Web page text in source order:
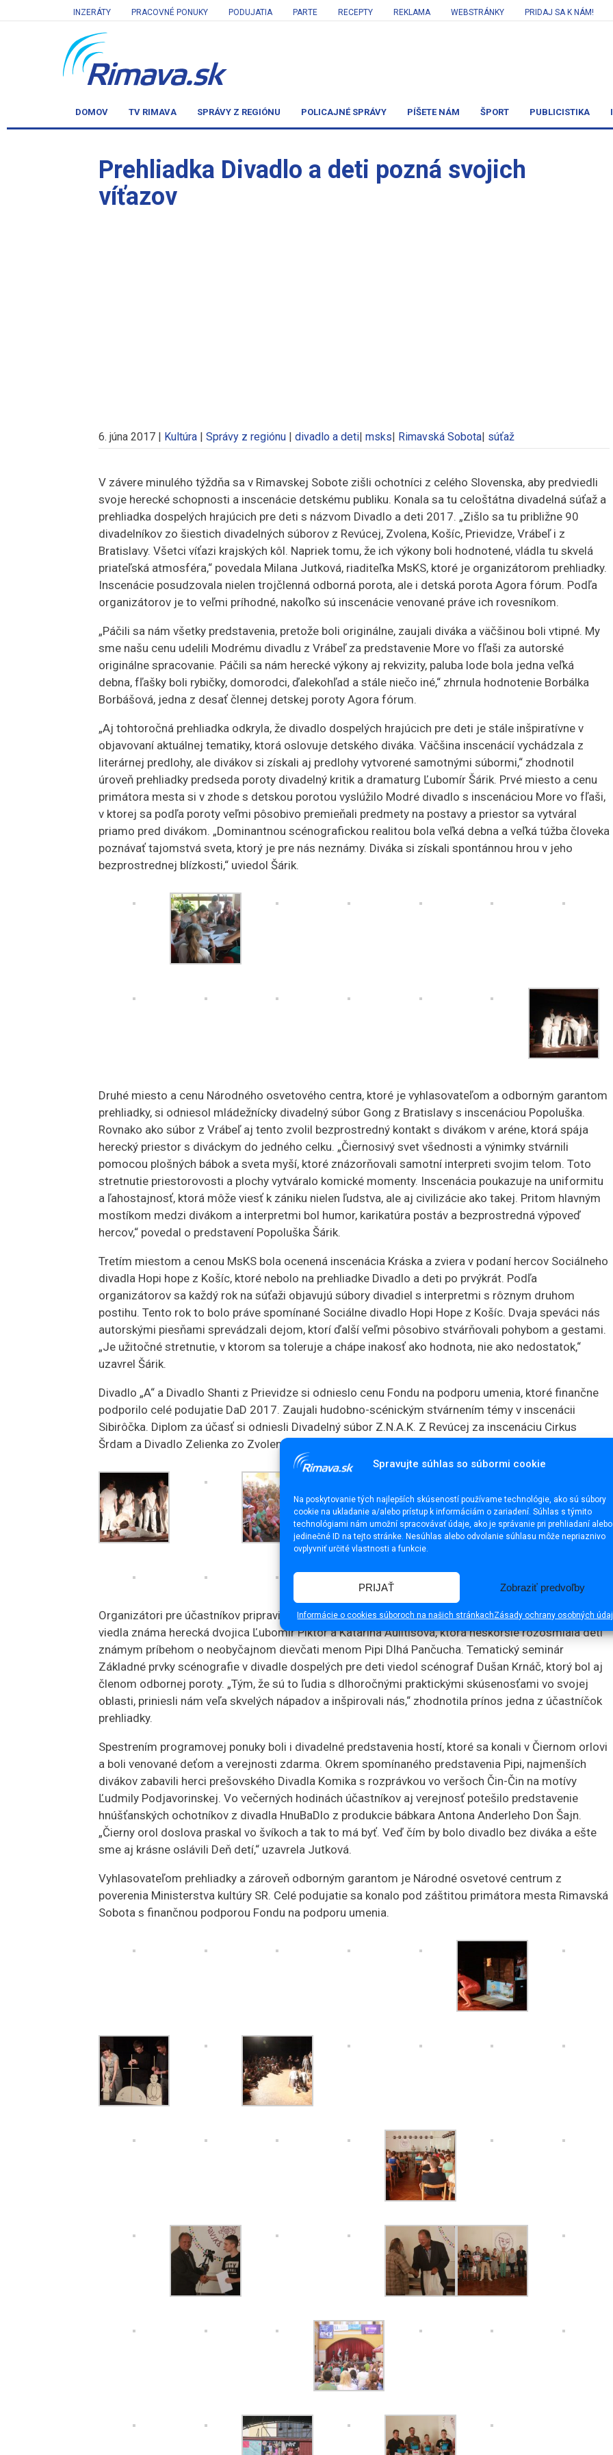
Spravujte súhlas so súbormi cookie
Na poskytovanie tých najlepších skúseností používame technológie, ako sú súbory
cookie na ukladanie a/alebo prístup k informáciám o zariadení. Súhlas s týmito
technológiami nám umožní spracovávať údaje, ako je správanie pri prehliadaní alebo
jedinečné ID na tejto stránke. Nesúhlas alebo odvolanie súhlasu môže nepriaznivo
ovplyvniť určité vlastnosti a funkcie.
PRIJAŤ Zobraziť predvoľby
Informácie o cookies súboroch na našich stránkachZásady ochrany osobných
INZERÁTY PRACOVNÉ PONUKY PODUJATIA PARTE RECEPTY REKLAMA WEBSTRÁNKY PRIDAJ SA K NÁM!
DOMOV TV RIMAVA SPRÁVY Z REGIÓNU POLICAJNÉ SPRÁVY PÍŠETE NÁM ŠPORT PUBLICISTIKA
Prehliadka Divadlo a deti pozná svojich
víťazov
6. júna 2017| Kultúra| Správy z regiónu| divadlo a deti| msks| Rimavská Sobota| súťaž
V závere minulého týždňa sa v Rimavskej Sobote zišli ochotníci z celého Slovenska, aby predviedli
svoje herecké schopnosti a inscenácie detskému publiku. Konala sa tu celoštátna divadelná súťaž a
prehliadka dospelých hrajúcich pre deti s názvom Divadlo a deti 2017. „Zišlo sa tu približne 90
divadelníkov zo šiestich divadelných súborov z Revúcej, Zvolena, Košíc, Prievidze, Vrábeľ i z
Bratislavy. Všetci víťazi krajských kôl. Napriek tomu, že ich výkony boli hodnotené, vládla tu skvelá
priateľská atmosféra,“ povedala Milana Jutková, riaditeľka MsKS, ktoré je organizátorom prehliadky.
Inscenácie posudzovala nielen trojčlenná odborná porota, ale i detská porota Agora fórum. Podľa
organizátorov je to veľmi príhodné, nakoľko sú inscenácie venované práve ich rovesníkom.
„Páčili sa nám všetky predstavenia, pretože boli originálne, zaujali diváka a väčšinou boli vtipné. My
sme našu cenu udelili Modrému divadlu z Vrábeľ za predstavenie More vo fľaši za autorské
originálne spracovanie. Páčili sa nám herecké výkony aj rekvizity, paluba lode bola jedna veľká
debna, fľašky boli rybičky, domorodci, ďalekohľad a stále niečo iné,“ zhrnula hodnotenie Borbálka
Borbášová, jedna z desať člennej detskej poroty Agora fórum.
„Aj tohtoročná prehliadka odkryla, že divadlo dospelých hrajúcich pre deti je stále inšpiratívne v
objavovaní aktuálnej tematiky, ktorá oslovuje detského diváka. Väčšina inscenácií vychádzala z
literárnej predlohy, ale divákov si získali aj predlohy vytvorené samotnými súbormi,“ zhodnotil
úroveň prehliadky predseda poroty divadelný kritik a dramaturg Ľubomír Šárik. Prvé miesto a cenu
primátora mesta si v zhode s detskou porotou vyslúžilo Modré divadlo s inscenáciou More vo fľaši,
v ktorej sa podľa poroty veľmi pôsobivo premieňali predmety na postavy a priestor sa vytváral
priamo pred divákom. „Dominantnou scénografickou realitou bola veľká debna a veľká túžba človeka
poznávať tajomstvá sveta, ktorý je pre nás neznámy. Diváka si získali spontánnou hrou v jeho
bezprostrednej blízkosti,“ uviedol Šárik.
Druhé miesto a cenu Národného osvetového centra, ktoré je vyhlasovateľom a odborným garantom
prehliadky, si odniesol mládežnícky divadelný súbor Gong z Bratislavy s inscenáciou Popoluška.
Rovnako ako súbor z Vrábeľ aj tento zvolil bezprostredný kontakt s divákom v aréne, ktorá spája
herecký priestor s diváckym do jedného celku. „Čiernosivý svet všednosti a výnimky stvárnili
pomocou plošných bábok a sveta myší, ktoré znázorňovali samotní interpreti svojim telom. Toto
stretnutie priestorovosti a plochy vytváralo komické momenty. Inscenácia poukazuje na uniformitu
a ľahostajnosť, ktorá môže viesť k zániku nielen ľudstva, ale aj civilizácie ako takej. Pritom hlavným
mostíkom medzi divákom a interpretmi bol humor, karikatúra postáv a bezprostredná výpoveď
hercov,“ povedal o predstavení Popoluška Šárik.
Tretím miestom a cenou MsKS bola ocenená inscenácia Kráska a zviera v podaní hercov Sociálneho
divadla Hopi hope z Košíc, ktoré nebolo na prehliadke Divadlo a deti po prvýkrát. Podľa
organizátorov sa každý rok na súťaži objavujú súbory divadiel s interpretmi s rôznym druhom
postihu. Tento rok to bolo práve spomínané Sociálne divadlo Hopi Hope z Košíc. Dvaja speváci nás
autorskými piesňami sprevádzali dejom, ktorí ďalší veľmi pôsobivo stvárňovali pohybom a gestami.
„Je užitočné stretnutie, v ktorom sa toleruje a chápe inakosť ako hodnota, nie ako nedostatok,“
uzavrel Šárik.
Divadlo „A“ a Divadlo Shanti z Prievidze si odnieslo cenu Fondu na podporu umenia, ktoré finančne
podporilo celé podujatie DaD 2017. Zaujali hudobno-scénickým stvárnením témy v inscenácii
Sibirôčka. Diplom za účasť si odniesli Divadelný súbor Z.N.A.K. Z Revúcej za inscenáciu Cirkus
Šrdam a Divadlo Zelienka zo Zvolena s inscenáciou Adonin palác.
Organizátori pre účastníkov pripravili zaujímavý workshop i semináre. Workshop Divadlo objektu
viedla známa herecká dvojica Ľubomír Piktor a Katarína Aulitisová, ktorá neskoršie rozosmiala deti
známym príbehom o neobyčajnom dievčati menom Pipi Dlhá Pančucha. Tematický seminár
Základné prvky scénografie v divadle dospelých pre deti viedol scénograf Dušan Krnáč, ktorý bol aj
členom odbornej poroty. „Tým, že sú to ľudia s dlhoročnými praktickými skúsenosťami vo svojej
oblasti, priniesli nám veľa skvelých nápadov a inšpirovali nás,“ zhodnotila prínos jedna z účastníčok
prehliadky.
Spestrením programovej ponuky boli i divadelné predstavenia hostí, ktoré sa konali v Čiernom orlovi
a boli venované deťom a verejnosti zdarma. Okrem spomínaného predstavenia Pipi, najmenších
divákov zabavili herci prešovského Divadla Komika s rozprávkou vo veršoch Čin-Čin na motívy
Ľudmily Podjavorinskej. Vo večerných hodinách účastníkov aj verejnosť potešilo predstavenie
hnúšťanských ochotníkov z divadla HnuBaDlo z produkcie bábkara Antona Anderleho Don Šajn.
„Čierny orol doslova praskal vo švíkoch a tak to má byť. Veď čím by bolo divadlo bez diváka a ešte
sme aj krásne oslávili Deň detí,“ uzavrela Jutková.
Vyhlasovateľom prehliadky a zároveň odborným garantom je Národné osvetové centrum z
poverenia Ministerstva kultúry SR. Celé podujatie sa konalo pod záštitou primátora mesta Rimavská
Sobota s finančnou podporou Fondu na podporu umenia.